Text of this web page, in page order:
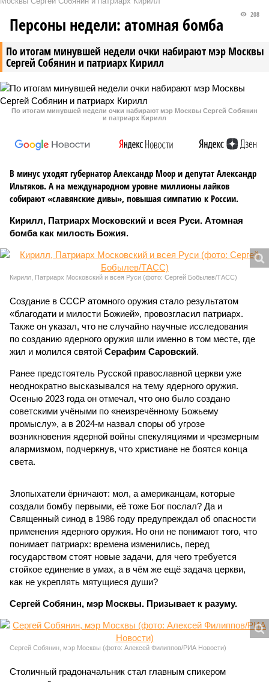
По итогам минувшей недели очки набирают мэр Москвы
Сергей Собянин и патриарх Кирилл
208
Персоны недели: атомная бомба
По итогам минувшей недели очки набирают мэр Москвы Сергей Собянин
и патриарх Кирилл
В минус уходят губернатор Александр Моор и депутат Александр
Ильтяков. А на международном уровне миллионы лайков
собирают «славянские дивы», повышая симпатию к России.
Кирилл, Патриарх Московский и всея Руси. Атомная
бомба как милость Божия.
Кирилл, Патриарх Московский и всея Руси (фото: Сергей Бобылев/ТАСС)
Создание в СССР атомного оружия стало результатом
«благодати и милости Божией», провозгласил патриарх.
Также он указал, что не случайно научные исследования
по созданию ядерного оружия шли именно в том месте, где
жил и молился святой Серафим Саровский.
Ранее предстоятель Русской православной церкви уже
неоднократно высказывался на тему ядерного оружия.
Осенью 2023 года он отмечал, что оно было создано
советскими учёными по «неизречённому Божьему
промыслу», а в 2024-м назвал споры об угрозе
возникновения ядерной войны спекуляциями и чрезмерным
алармизмом, подчеркнув, что христиане не боятся конца
света.
Злопыхатели ёрничают: мол, а американцам, которые
создали бомбу первыми, её тоже Бог послал? Да и
Священный синод в 1986 году предупреждал об опасности
применения ядерного оружия. Но они не понимают того, что
понимает патриарх: времена изменились, перед
государством стоят новые задачи, для чего требуется
стойкое единение в умах, а в чём же ещё задача церкви,
как не укреплять мятущиеся души?
Сергей Собянин, мэр Москвы. Призывает к разуму.
Сергей Собянин, мэр Москвы (фото: Алексей Филиппов/РИА Новости)
Столичный градоначальник стал главным спикером